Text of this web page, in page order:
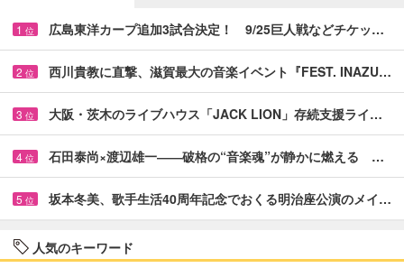
1 位 広島東洋カープ追加3試合決定！ 9/25巨人戦などチケッ…
2 位 西川貴教に直撃、滋賀最大の音楽イベント『FEST. INAZU…
3 位 大阪・茨木のライブハウス「JACK LION」存続支援ライ…
4 位 石田泰尚×渡辺雄一――破格の“音楽魂”が静かに燃える …
5 位 坂本冬美、歌手生活40周年記念でおくる明治座公演のメイ…
人気のキーワード